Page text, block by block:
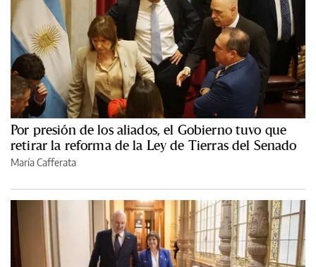
Por presión de los aliados, el Gobierno tuvo que
retirar la reforma de la Ley de Tierras del Senado
María Cafferata